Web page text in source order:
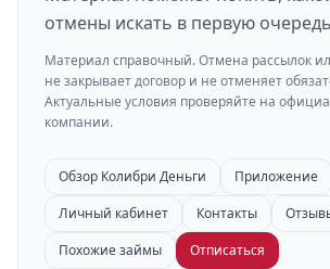
отмены искать в первую
Материал справочный. Отмена рассылок
не закрывает договор и не отменяет
Актуальные условия проверяйте на
компании.
Обзор Колибри Деньги
Приложение
Личный кабинет
Контакты
Похожие займы
Отписаться